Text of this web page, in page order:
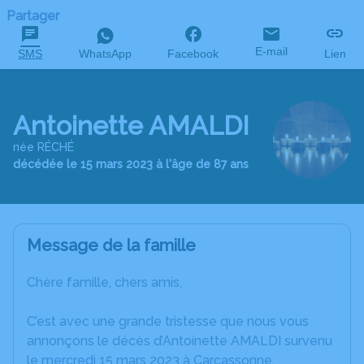
Partager
SMS WhatsApp Facebook E-mail Lien
Antoinette AMALDI
née RÉCHÉ
décédée le 15 mars 2023 à l'âge de 87 ans
Message de la famille
Chère famille, chers amis,
C’est avec une grande tristesse que nous vous
annonçons le décès d’Antoinette AMALDI survenu
le mercredi 15 mars 2023 à Carcassonne.